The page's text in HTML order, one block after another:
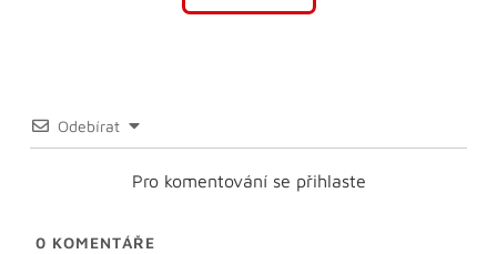
Odebírat
Pro komentování se přihlaste
0 KOMENTÁŘE